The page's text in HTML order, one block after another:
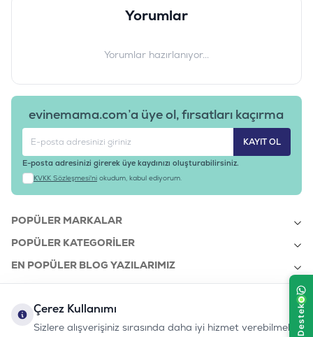
Yorumlar
Yorumlar hazırlanıyor...
evinemama.com’a üye ol, fırsatları kaçırma
KAYIT OL
E-posta adresinizi girerek üye kaydınızı oluşturabilirsiniz.
KVKK Sözleşmesi'ni okudum, kabul ediyorum.
POPÜLER MARKALAR
POPÜLER KATEGORILER
EN POPÜLER BLOG YAZILARIMIZ
KURUMSAL
Çerez Kullanımı
Sizlere alışverişiniz sırasında daha iyi hizmet verebilmek